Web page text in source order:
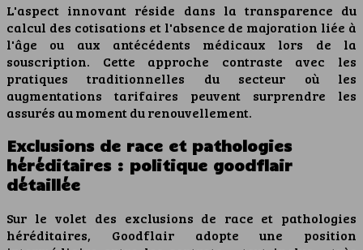
L'aspect innovant réside dans la transparence du
calcul des cotisations et l'absence de majoration liée à
l'âge ou aux antécédents médicaux lors de la
souscription. Cette approche contraste avec les
pratiques traditionnelles du secteur où les
augmentations tarifaires peuvent surprendre les
assurés au moment du renouvellement.
Exclusions de race et pathologies
héréditaires : politique goodflair
détaillée
Sur le volet des exclusions de race et pathologies
héréditaires, Goodflair adopte une position